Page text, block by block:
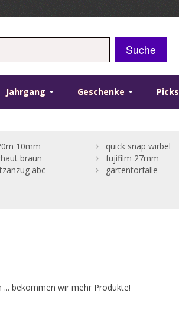
Suche
Jahrgang Geschenke Picks
10mm quick snap wirbel
braun fujifilm 27mm
abc gartentorfalle
bekommen wir mehr Produkte!